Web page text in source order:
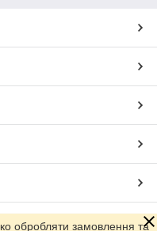
обробляти замовлення та